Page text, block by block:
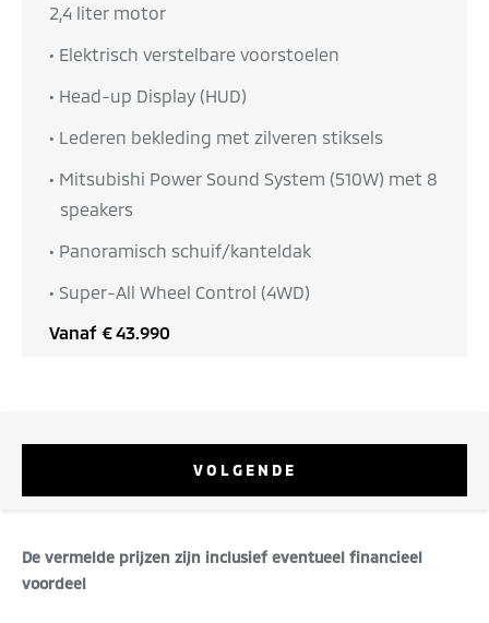
• 2,4 liter motor
• Elektrisch verstelbare voorstoelen
• Head-up Display (HUD)
• Lederen bekleding met zilveren stiksels
• Mitsubishi Power Sound System (510W) met 8
speakers
• Panoramisch schuif/kanteldak
• Super-All Wheel Control (4WD)
Vanaf € 43.990
VOLGENDE
De vermelde prijzen zijn inclusief eventueel financieel
voordeel